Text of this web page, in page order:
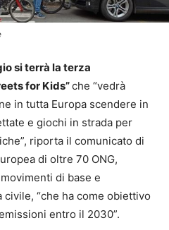
si terrà la terza
for Kids”che “vedrà
in tutta Europa scendere in
e giochi in strada per
riporta il comunicato di
di oltre 70 ONG,
di base e
“che ha come obiettivo
entro il 2030”.